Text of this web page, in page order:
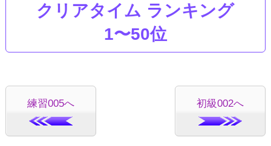
クリアタイム ランキング
1〜50位
練習005へ 初級002へ